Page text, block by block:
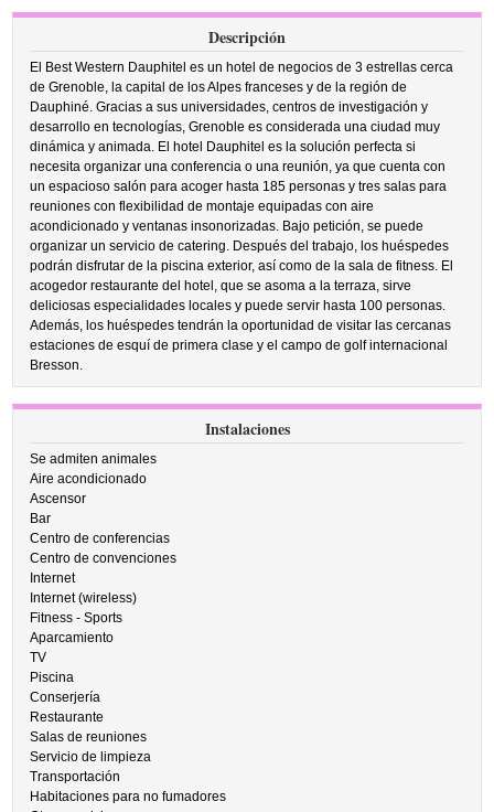
Descripción
El Best Western Dauphitel es un hotel de negocios de 3 estrellas cerca
de Grenoble, la capital de los Alpes franceses y de la región de
Dauphiné. Gracias a sus universidades, centros de investigación y
desarrollo en tecnologías, Grenoble es considerada una ciudad muy
dinámica y animada. El hotel Dauphitel es la solución perfecta si
necesita organizar una conferencia o una reunión, ya que cuenta con
un espacioso salón para acoger hasta 185 personas y tres salas para
reuniones con flexibilidad de montaje equipadas con aire
acondicionado y ventanas insonorizadas. Bajo petición, se puede
organizar un servicio de catering. Después del trabajo, los huéspedes
podrán disfrutar de la piscina exterior, así como de la sala de fitness. El
acogedor restaurante del hotel, que se asoma a la terraza, sirve
deliciosas especialidades locales y puede servir hasta 100 personas.
Además, los huéspedes tendrán la oportunidad de visitar las cercanas
estaciones de esquí de primera clase y el campo de golf internacional
Bresson.
Instalaciones
Se admiten animales
Aire acondicionado
Ascensor
Bar
Centro de conferencias
Centro de convenciones
Internet
Internet (wireless)
Fitness - Sports
Aparcamiento
TV
Piscina
Conserjería
Restaurante
Salas de reuniones
Servicio de limpieza
Transportación
Habitaciones para no fumadores